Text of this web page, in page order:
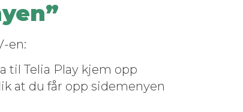
en:
til Telia Play kjem opp
at du får opp sidemenyen